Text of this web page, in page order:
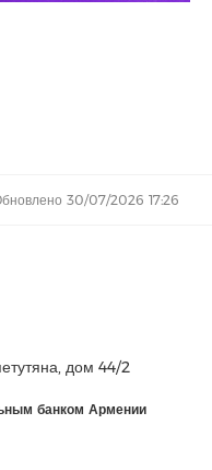
30/07/2026 17:26
дом 44/2
банком Армении